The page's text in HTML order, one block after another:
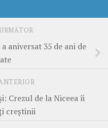
aniversat 35 de ani de
Crezul de la Niceea îi
creștinii